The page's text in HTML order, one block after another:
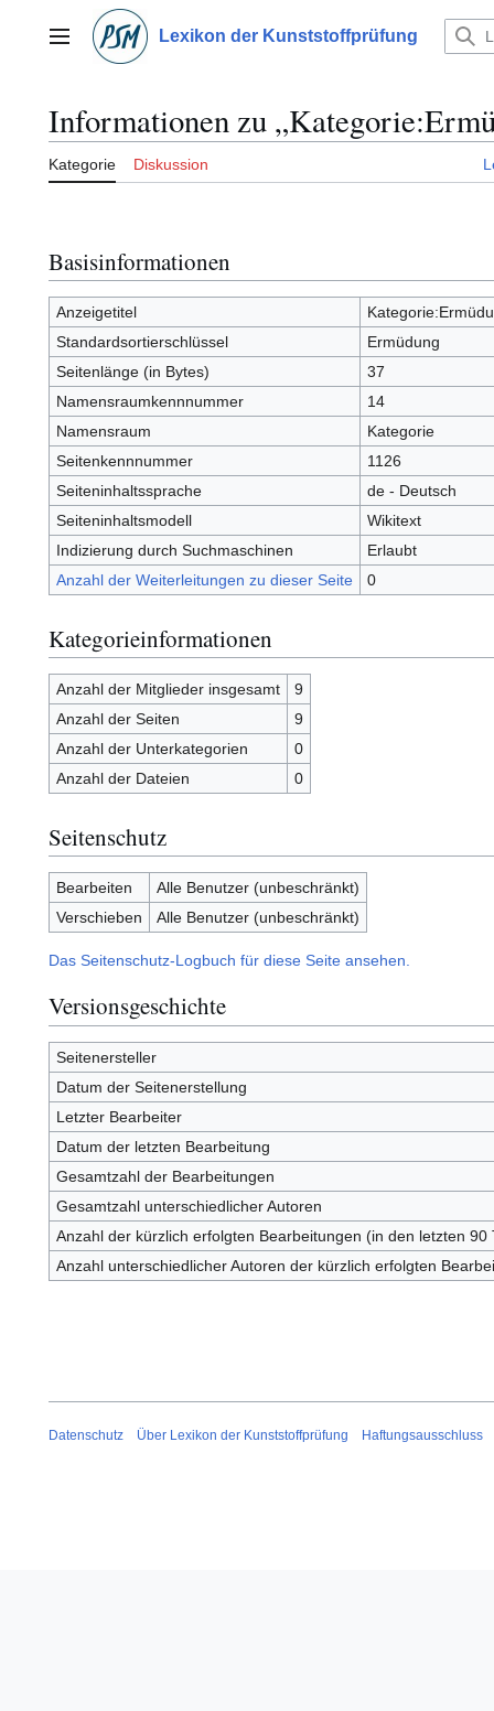
springenHauptmenü Lexikon der Kunststoffprüfung
Informationen zu
Kategorie Diskussion
Basisinformationen
Anzeigetitel
Standardsortierschlüssel
Ermüdung
Seitenlänge (in Bytes)
37
Namensraumkennnummer
14
Namensraum
Kategorie
Seitenkennnummer
1126
Seiteninhaltssprache
de - Deutsch
Seiteninhaltsmodell
Wikitext
Indizierung durch Suchmaschinen
Erlaubt
Anzahl der Weiterleitungen zu dieser Seite
0
Kategorieinformationen
Anzahl der Mitglieder insgesamt
9
Anzahl der Seiten
9
Anzahl der Unterkategorien
0
Anzahl der Dateien
0
Seitenschutz
Bearbeiten
Alle Benutzer (unbeschränkt)
Verschieben
Alle Benutzer (unbeschränkt)
Das Seitenschutz-Logbuch für diese Seite ansehen.
Versionsgeschichte
Seitenersteller
Datum der Seitenerstellung
Letzter Bearbeiter
Datum der letzten Bearbeitung
Gesamtzahl der Bearbeitungen
Gesamtzahl unterschiedlicher Autoren
Anzahl der kürzlich erfolgten Bearbeitungen (in den letzten 90
Anzahl unterschiedlicher Autoren der kürzlich erfolgten
Datenschutz Über Lexikon der Kunststoffprüfung Haftungsausschluss